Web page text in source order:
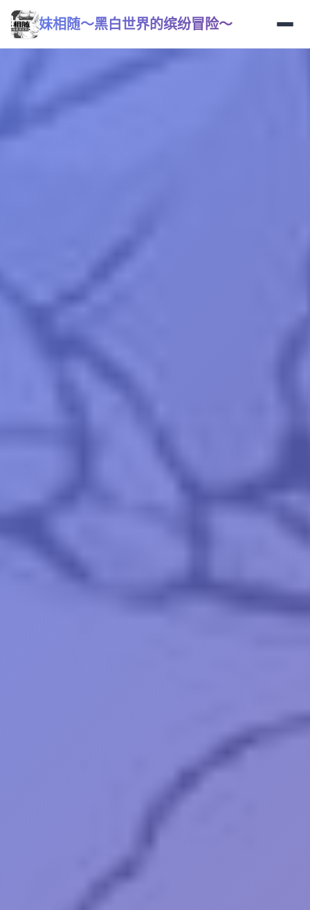
妹相随～黑白世界的缤纷冒险～